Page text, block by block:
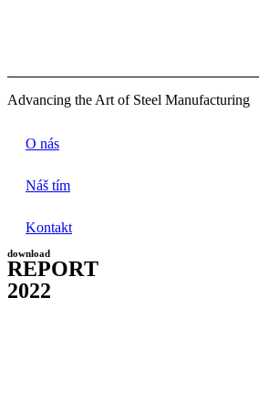
Advancing the Art of Steel Manufacturing
O nás
Náš tím
Kontakt
download
REPORТ
2022